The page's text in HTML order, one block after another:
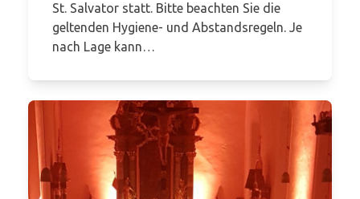
St. Salvator statt. Bitte beachten Sie die
geltenden Hygiene- und Abstandsregeln. Je
nach Lage kann…